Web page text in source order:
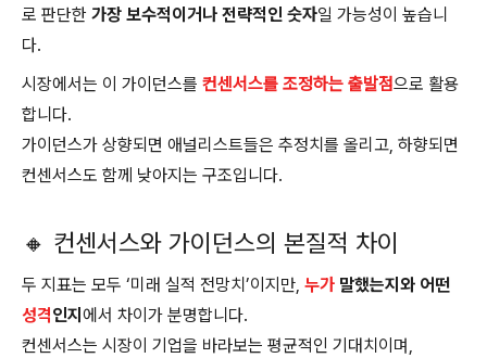
로 판단한 가장 보수적이거나 전략적인 숫자일 가능성이 높습니
다.
시장에서는 이 가이던스를 컨센서스를 조정하는 출발점으로 활용
합니다.
가이던스가 상향되면 애널리스트들은 추정치를 올리고, 하향되면
컨센서스도 함께 낮아지는 구조입니다.
🔸 컨센서스와 가이던스의 본질적 차이
두 지표는 모두 ‘미래 실적 전망치’이지만, 누가 말했는지와 어떤
성격인지 에서 차이가 분명합니다.
컨센서스는 시장이 기업을 바라보는 평균적인 기대치이며,